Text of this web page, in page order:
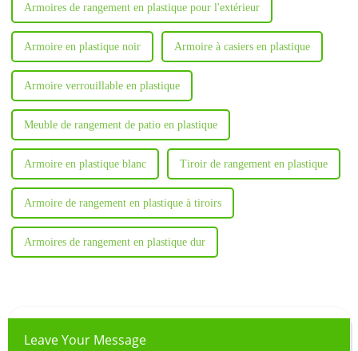
Armoires de rangement en plastique pour l'extérieur
Armoire en plastique noir Armoire à casiers en plastique
Armoire verrouillable en plastique
Meuble de rangement de patio en plastique
Armoire en plastique blanc Tiroir de rangement en plastique
Armoire de rangement en plastique à tiroirs
Armoires de rangement en plastique dur
Leave Your Message